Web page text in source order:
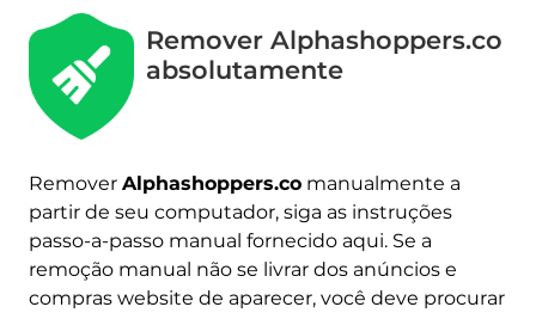
Remover Alphashoppers.co
absolutamente
Remover Alphashoppers.comanualmente a
partir de seu computador, siga as instruções
passo-a-passo manual fornecido aqui. Se a
remoção manual não se livrar dos anúncios e
compras website de aparecer, você deve procurar
Baixar
Remoção de Malware
Ferramenta